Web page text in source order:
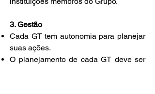
3. Gestão
Cada GT tem autonomia para planejar
suas ações.
O planejamento de cada GT deve ser